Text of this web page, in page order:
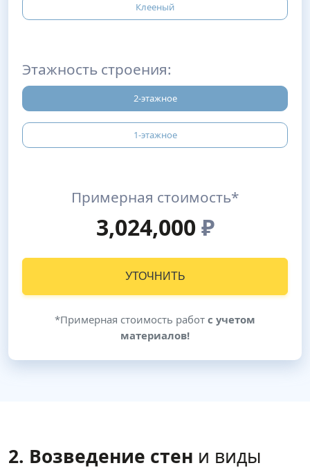
Клееный
Этажность строения:
2-этажное
1-этажное
Примерная стоимость*
3,024,000₽
УТОЧНИТЬ
*Примерная стоимость работ с учетом
материалов!
2. Возведение стен и виды